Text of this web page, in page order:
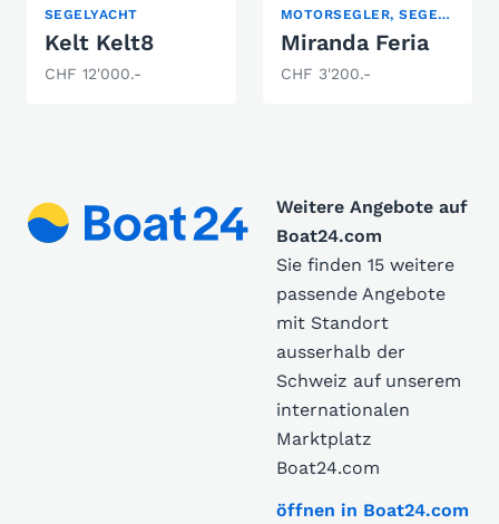
SEGELYACHT
Kelt Kelt8
CHF 12'000.-
MOTORSEGLER, SEGELYACHT
Miranda Feria
CHF 3'200.-
Weitere Angebote auf
Boat24.com
Sie finden 15 weitere
passende Angebote
mit Standort
ausserhalb der
Schweiz auf unserem
internationalen
Marktplatz
Boat24.com
öffnen in Boat24.com